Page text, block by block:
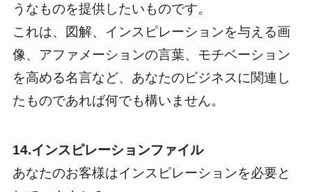
うなものを提供したいものです。
これは、図解、インスピレーションを与える画
像、アファメーションの言葉、モチベーション
を高める名言など、あなたのビジネスに関連し
たものであれば何でも構いません。
14.インスピレーションファイル
あなたのお客様はインスピレーションを必要と